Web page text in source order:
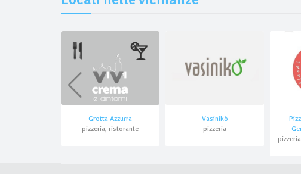
Grotta Azzurra
pizzeria, ristorante
Vasinikò
pizzeria